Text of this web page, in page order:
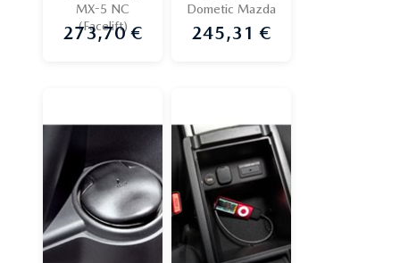
MX-5 NC
(Facelift)
Prix
273,70 €
Dometic Mazda
Prix
245,31 €